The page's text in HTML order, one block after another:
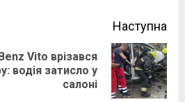
Наступна
Vito врізався
водія затисло у
салоні